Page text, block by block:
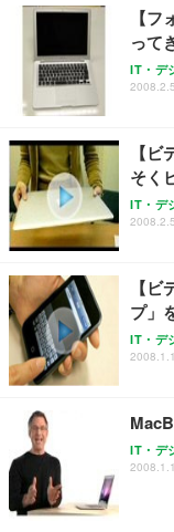
ト 幅
勤務
￥
像低
￥
￥
【
って
IT・デ
【
そく
IT・デ
【
プ」
IT・デ
IT・デ